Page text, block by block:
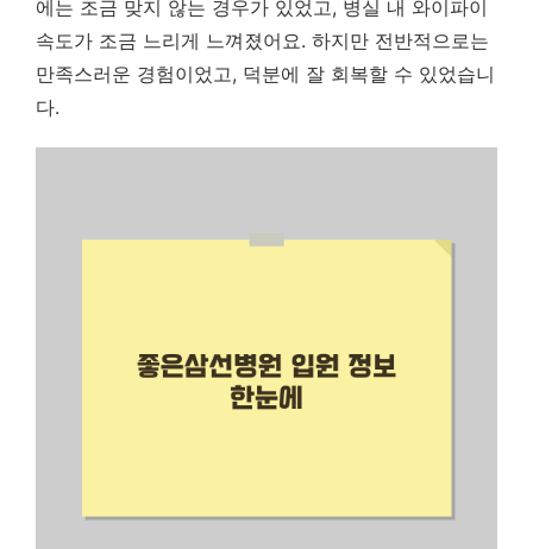
에는 조금 맞지 않는 경우가 있었고, 병실 내 와이파이
속도가 조금 느리게 느껴졌어요. 하지만 전반적으로는
만족스러운 경험이었고, 덕분에 잘 회복할 수 있었습니
다.